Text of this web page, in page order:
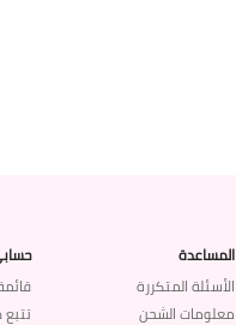
المساعدة
الأسئلة المتكررة
معلومات الشحن